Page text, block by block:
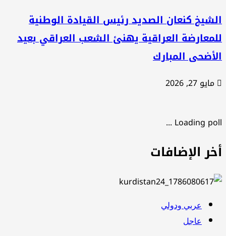
كنعان الصديد رئيس القيادة الوطنية
العراقية يهنئ الشعب العراقي بعيد
المبارك
مايو 27, 2026
Loading poll
الإضافات
عربي ودولي
عاجل